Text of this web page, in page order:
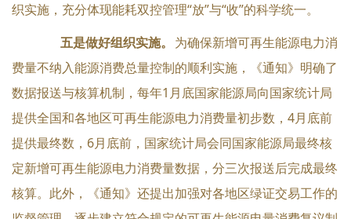
织实施，充分体现能耗双控管理“放”与“收”的科学统一。
五是做好组织实施。 为确保新增可再生能源电力消
费量不纳入能源消费总量控制的顺利实施，《通知》明确了
数据报送与核算机制，每年1月底国家能源局向国家统计局
提供全国和各地区可再生能源电力消费量初步数，4月底前
提供最终数，6月底前，国家统计局会同国家能源局最终核
定新增可再生能源电力消费量数据，分三次报送后完成最终
核算。此外，《通知》还提出加强对各地区绿证交易工作的